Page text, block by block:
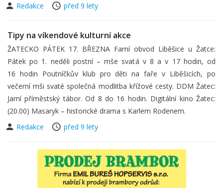
Redakce
před 9 lety
Tipy na víkendové kulturní akce
ŽATECKO PÁTEK 17. BŘEZNA Farní obvod Liběšice u Žatce:
Pátek po 1. neděli postní – mše svatá v 8 a v 17 hodin, od
16 hodin Poutníčkův klub pro děti na faře v Liběšicích, po
večerní mši svaté společná modlitba křížové cesty. DDM Žatec:
Jarní příměstský tábor. Od 8 do 16 hodin. Digitální kino Žatec:
(20.00) Masaryk – historické drama s Karlem Rodenem.
Redakce
před 9 lety